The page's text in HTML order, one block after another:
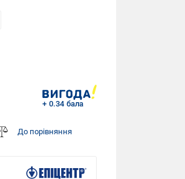
+ 0.34 бала
До порівняння